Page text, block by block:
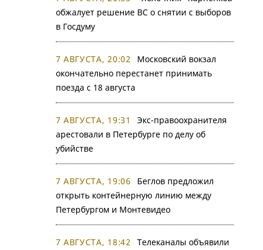
обжалует решение ВС о снятии с выборов
в Госдуму
7 АВГУСТА, 20:02
Московский вокзал
окончательно перестанет принимать
поезда с 18 августа
7 АВГУСТА, 19:31
Экс-правоохранителя
арестовали в Петербурге по делу об
убийстве
7 АВГУСТА, 19:06
Беглов предложил
открыть контейнерную линию между
Петербургом и Монтевидео
7 АВГУСТА, 18:42
Телеканалы объявили